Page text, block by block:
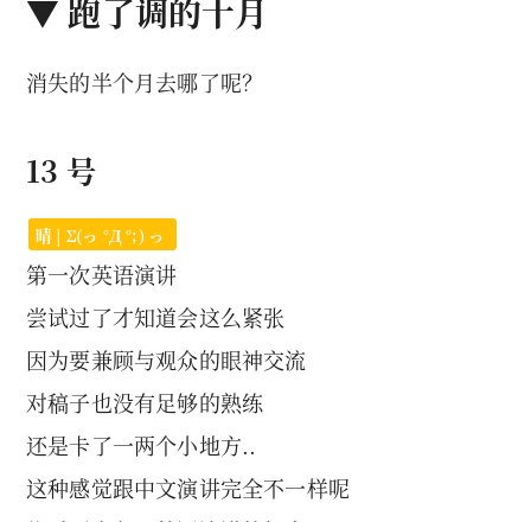
▼ 跑了调的十月
消失的半个月去哪了呢？
13 号
晴 | Σ(っ °Д °;) っ
第一次英语演讲
尝试过了才知道会这么紧张
因为要兼顾与观众的眼神交流
对稿子也没有足够的熟练
还是卡了一两个小地方..
这种感觉跟中文演讲完全不一样呢